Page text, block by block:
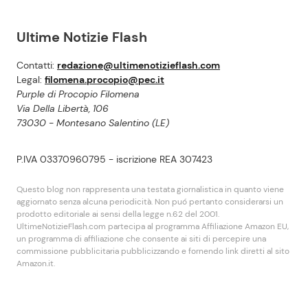
Ultime Notizie Flash
Contatti: redazione@ultimenotizieflash.com
Legal: filomena.procopio@pec.it
Purple di Procopio Filomena
Via Della Libertà, 106
73030 - Montesano Salentino (LE)
P.IVA 03370960795 - iscrizione REA 307423
Questo blog non rappresenta una testata giornalistica in quanto viene
aggiornato senza alcuna periodicità. Non puó pertanto considerarsi un
prodotto editoriale ai sensi della legge n.62 del 2001.
UltimeNotizieFlash.com partecipa al programma Affiliazione Amazon EU,
un programma di affiliazione che consente ai siti di percepire una
commissione pubblicitaria pubblicizzando e fornendo link diretti al sito
Amazon.it.